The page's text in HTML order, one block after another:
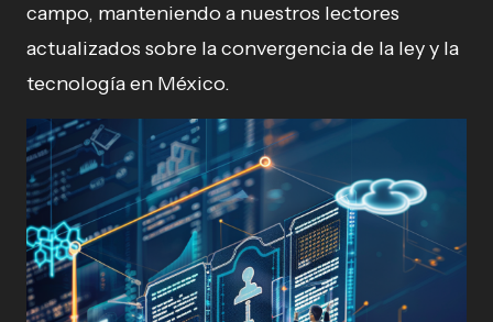
campo, manteniendo a nuestros lectores
actualizados sobre la convergencia de la ley y la
tecnología en México.